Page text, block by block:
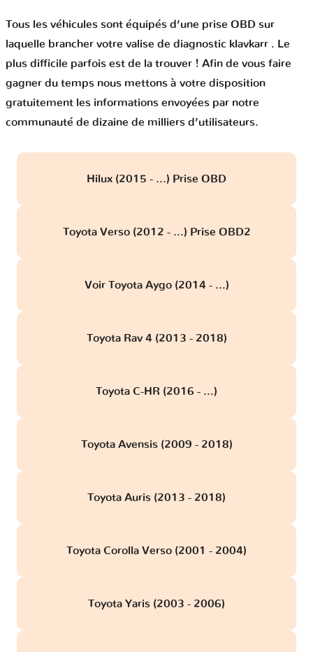
Tous les véhicules sont équipés d’une prise OBD sur
laquelle brancher votre valise de diagnostic klavkarr . Le
plus difficile parfois est de la trouver ! Afin de vous faire
gagner du temps nous mettons à votre disposition
gratuitement les informations envoyées par notre
communauté de dizaine de milliers d’utilisateurs.
Hilux (2015 - ...) Prise OBD
Toyota Verso (2012 - ...) Prise OBD2
Voir Toyota Aygo (2014 - ...)
Toyota Rav 4 (2013 - 2018)
Toyota C-HR (2016 - ...)
Toyota Avensis (2009 - 2018)
Toyota Auris (2013 - 2018)
Toyota Corolla Verso (2001 - 2004)
Toyota Yaris (2003 - 2006)